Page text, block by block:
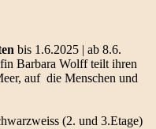
bis 1.6.2025 | ab 8.6.
Barbara Wolff teilt ihren
auf die Menschen und
(2. und 3.Etage)